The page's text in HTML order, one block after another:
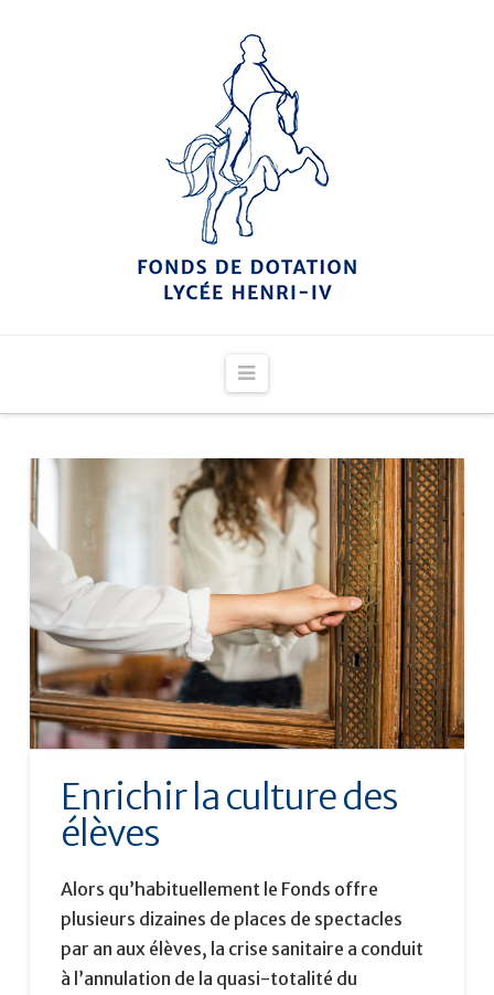
Navigation
Enrichir la culture des
élèves
Alors qu’habituellement le Fonds offre
plusieurs dizaines de places de spectacles
par an aux élèves, la crise sanitaire a conduit
à l’annulation de la quasi-totalité du